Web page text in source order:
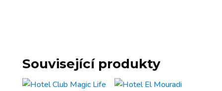
Související produkty